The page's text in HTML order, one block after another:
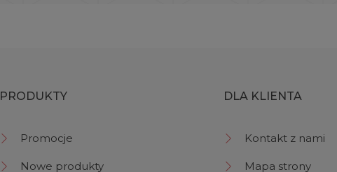
PRODUKTY
Promocje
Nowe produkty
DLA KLIENTA
Kontakt z nami
Mapa strony